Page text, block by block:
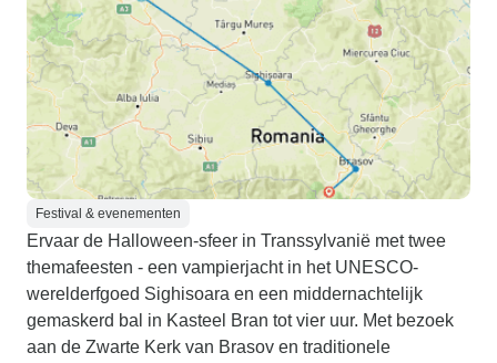
Festival & evenementen
Ervaar de Halloween-sfeer in Transsylvanië met twee
themafeesten - een vampierjacht in het UNESCO-
werelderfgoed Sighisoara en een middernachtelijk
gemaskerd bal in Kasteel Bran tot vier uur. Met bezoek
aan de Zwarte Kerk van Brasov en traditionele